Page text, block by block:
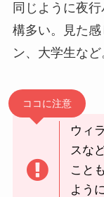
同じように夜
構多い。見た
ン、大学生など
ココに注意
ウィ
スな
こと
よう